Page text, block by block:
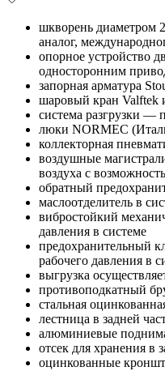
шкворень диаметром
аналог,
опорное устройство
односторонним
запорная арматура
шаровый кран Valftek
система разгрузки —
люки NORMEC
коллекторная
воздушные
воздуха с
обратный
маслоотделитель в
вибростойкий
давления в системе
предохранительный
рабочего давления в
выгрузка
противоподкатный
стальная
лестница в задней
алюминиевые
отсек для хранения в
оцинкованные